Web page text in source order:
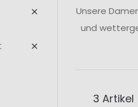
Unsere
und
3 Artikel